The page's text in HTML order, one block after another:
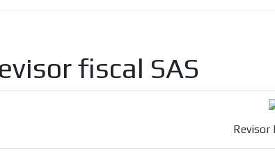
fiscal SAS
Revisor